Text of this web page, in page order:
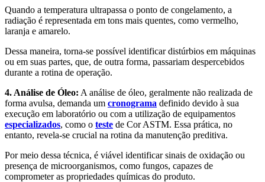
Quando a temperatura ultrapassa o ponto de congelamento, a
radiação é representada em tons mais quentes, como vermelho,
laranja e amarelo.
Dessa maneira, torna-se possível identificar distúrbios em máquinas
ou em suas partes, que, de outra forma, passariam despercebidos
durante a rotina de operação.
4. Análise de Óleo: A análise de óleo, geralmente não realizada de
forma avulsa, demanda um cronograma definido devido à sua
execução em laboratório ou com a utilização de equipamentos
especializados, como o teste de Cor ASTM. Essa prática, no
entanto, revela-se crucial na rotina da manutenção preditiva.
Por meio dessa técnica, é viável identificar sinais de oxidação ou
presença de microorganismos, como fungos, capazes de
comprometer as propriedades químicas do produto.